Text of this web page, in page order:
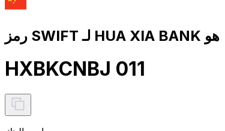
رمز SWIFT لـ HUA XIA BANK هو
HXBKCNBJ 011